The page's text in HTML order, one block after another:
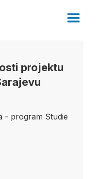
projektu
- program Studie